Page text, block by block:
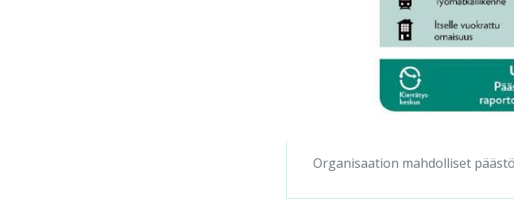
Organisaation mahdolliset